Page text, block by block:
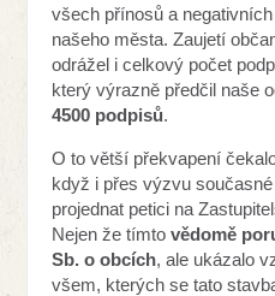
všech přínosů a
našeho města. Zaujetí
odrážel i celkový počet
který výrazně předčil naše
4500 podpisů.
O to větší překvapení
když i přes výzvu
projednat petici na
Nejen že tímtovědomě
Sb. o obcích, ale ukázalo
všem, kterých se tato